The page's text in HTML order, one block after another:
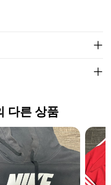
다른 상품